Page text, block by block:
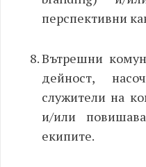
перспективни
Вътрешни
дейност,
служители на
и/или
екипите.